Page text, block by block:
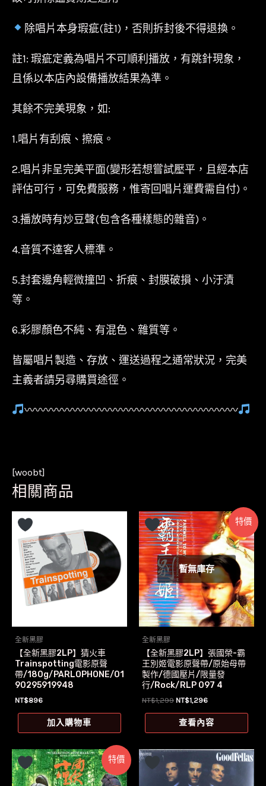
除唱片本身瑕疵(註1)，否則拆封後不得退換。
註1: 瑕疵定義為唱片不可順利播放，有跳針現象，
且係以本店內設備播放結果為準。
其餘不完美現象，如:
1.唱片有刮痕、擦痕。
2.唱片非呈完美平面(變形若想嘗試壓平，且經本店
評估可行，可免費服務，惟寄回唱片運費需自付)。
3.播放時有炒豆聲(包含各種樣態的雜音)。
4.音質不達客人標準。
5.封套邊角輕微撞凹、折痕、封膜破損、小汙漬
等。
6.彩膠顏色不純、有混色、雜質等。
皆屬唱片製造、存放、運送過程之通常狀況，完美
主義者請另尋購買途徑。
〰〰〰〰〰〰〰〰〰〰〰〰〰〰〰〰〰〰〰〰
[woobt]
相關商品
全新黑膠
【全新黑膠2LP】猜火車
Trainspotting電影原聲
帶/180g/PARLOPHONE/01
90295919948
NT$896
加入購物車
特價
暫無庫存
全新黑膠
【全新黑膠2LP】張國榮-霸
王別姬電影原聲帶/原始母帶
製作/德國壓片/限量發
行/Rock/RLP 097 4
NT$1,299 原
價
格：
NT$1,296目
價
格：
查看內容
特價